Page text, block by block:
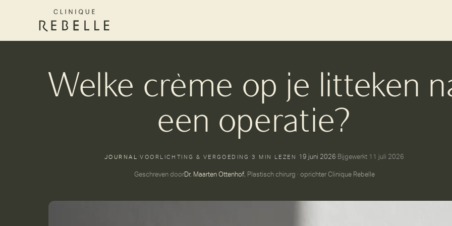
Welke crème op je litteken
een operatie?
JOURNAL ·VOORLICHTING & VERGOEDING ·3 MIN LEZEN 19 juni 2026· Bijgewerkt 11 juli 2026
Geschreven doorDr. Maarten Ottenhof, Plastisch chirurg · oprichter Clinique Rebelle